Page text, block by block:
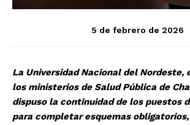
5 de febrero de 2026
La Universidad Nacional del Nordeste,
los ministerios de Salud Pública de
dispuso la continuidad de los puestos
para completar esquemas